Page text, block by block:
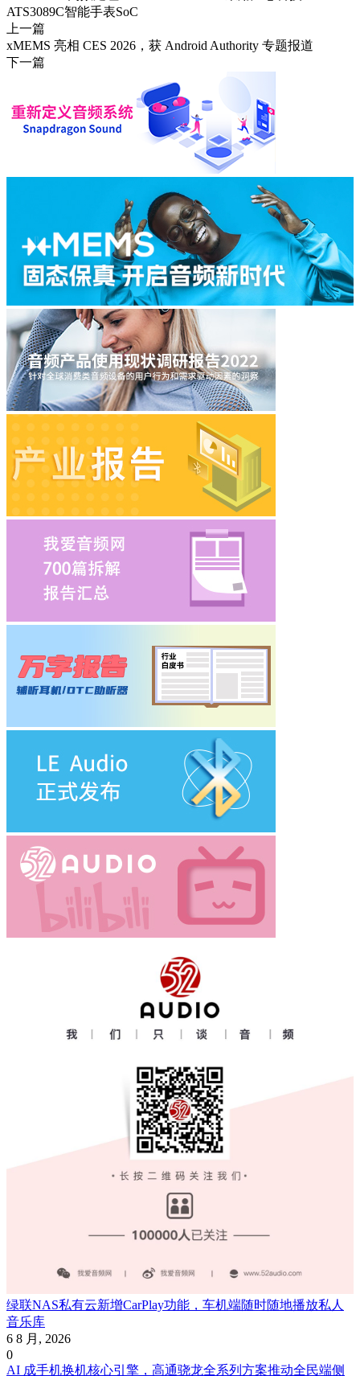
ATS3089C智能手表SoC
上一篇
xMEMS 亮相 CES 2026，获 Android Authority 专题报道
下一篇
绿联NAS私有云新增CarPlay功能，车机端随时随地播放私人
音乐库
6 8 月, 2026
0
AI 成手机换机核心引擎，高通骁龙全系列方案推动全民端侧